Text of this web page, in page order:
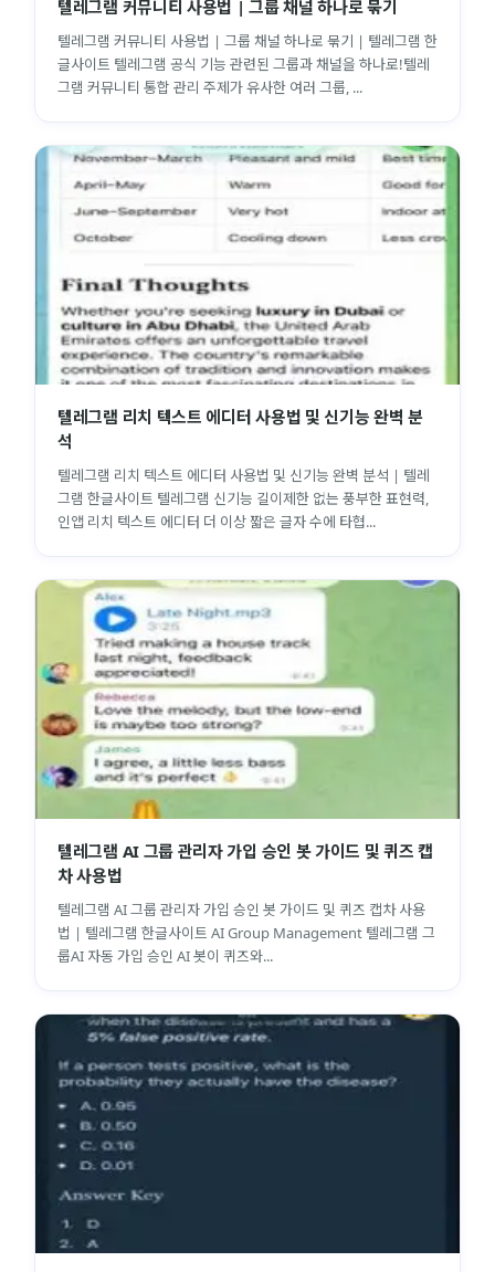
텔레그램 커뮤니티 사용법 | 그룹 채널 하나로 묶기
텔레그램 커뮤니티 사용법 | 그룹 채널 하나로 묶기 | 텔레그램 한
글사이트 텔레그램 공식 기능 관련된 그룹과 채널을 하나로!텔레
그램 커뮤니티 통합 관리 주제가 유사한 여러 그룹, ...
텔레그램 리치 텍스트 에디터 사용법 및 신기능 완벽 분
석
텔레그램 리치 텍스트 에디터 사용법 및 신기능 완벽 분석 | 텔레
그램 한글사이트 텔레그램 신기능 길이제한 없는 풍부한 표현력,
인앱 리치 텍스트 에디터 더 이상 짧은 글자 수에 타협...
텔레그램 AI 그룹 관리자 가입 승인 봇 가이드 및 퀴즈 캡
차 사용법
텔레그램 AI 그룹 관리자 가입 승인 봇 가이드 및 퀴즈 캡차 사용
법 | 텔레그램 한글사이트 AI Group Management 텔레그램 그
룹AI 자동 가입 승인 AI 봇이 퀴즈와...